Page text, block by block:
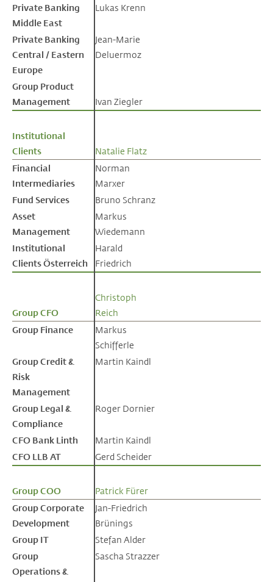
Private Banking
Middle East
Lukas Krenn
Private Banking
Central / Eastern
Europe
Jean-Marie
Deluermoz
Group Product
Management
Ivan Ziegler
Institutional
Clients
Natalie Flatz
Financial
Intermediaries
Norman
Marxer
Fund Services
Bruno Schranz
Asset
Management
Markus
Wiedemann
Institutional
Clients Österreich
Harald
Friedrich
Group CFO
Christoph
Reich
Group Finance
Markus
Schifferle
Group Credit &
Risk
Management
Martin Kaindl
Group Legal &
Compliance
Roger Dornier
CFO Bank Linth
Martin Kaindl
CFO LLB AT
Gerd Scheider
Group COO
Patrick Fürer
Group Corporate
Development
Jan-Friedrich
Brünings
Group IT
Stefan Alder
Group
Operations &
Sascha Strazzer
Private Banking
Middle East
Private Banking
Central / Eastern
Europe
Group Product
Management
Institutional
Clients
Financial
Intermediaries
Fund Services
Asset
Management
Institutional
Clients Österreich
Group CFO
Group Finance
Group Credit &
Risk
Management
Group Legal &
Compliance
CFO Bank Linth
CFO LLB AT
Group COO
Group Corporate
Development
Group IT
Group
Operations &